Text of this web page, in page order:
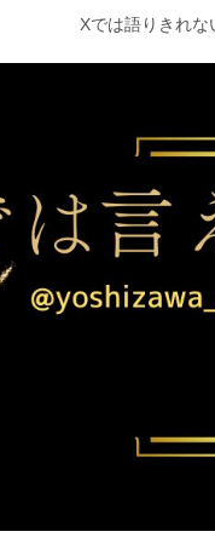
Xでは語りきれ